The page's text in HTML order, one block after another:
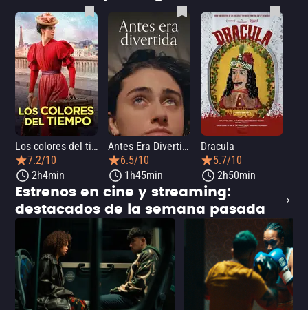
Los colores del tiempo
7.2/10
2h4min
Antes Era Divertida
6.5/10
1h45min
Dracula
5.7/10
2h50min
Estrenos en cine y streaming:
destacados de la semana pasada